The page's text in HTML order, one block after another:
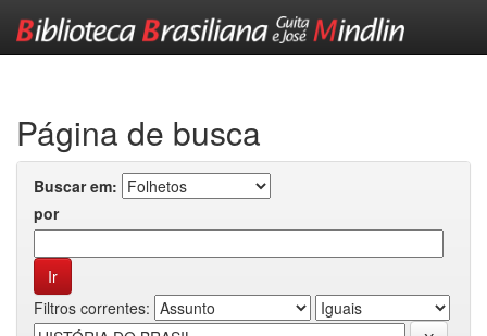
Página de busca
Buscar em:
por
Filtros correntes: